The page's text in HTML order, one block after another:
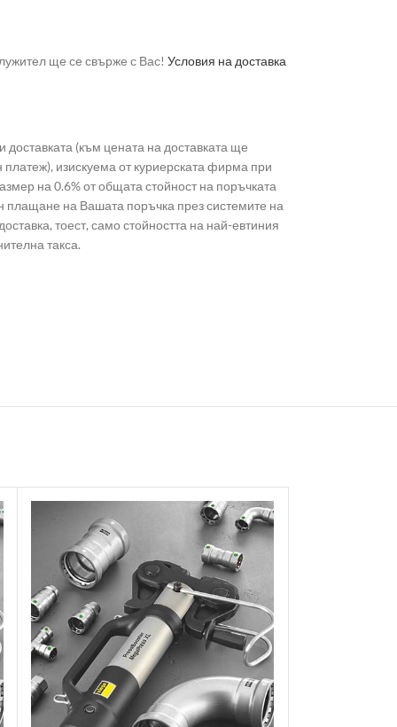
ще се свърже с Вас! Условия на доставка
(към цената на доставката ще
изискуема от куриерската фирма при
на 0.6% от общата стойност на поръчката
плащане на Вашата поръчка през системите на
тоест, само стойността на най-евтиния
такса.